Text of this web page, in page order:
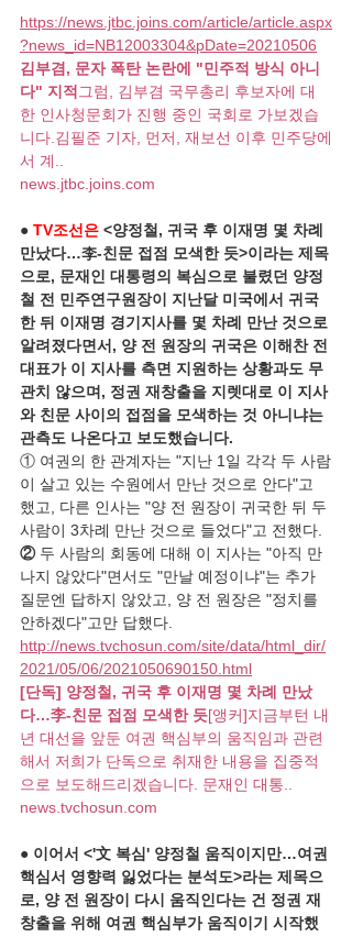
https://news.jtbc.joins.com/article/article.aspx
?news_id=NB12003304&pDate=20210506
김부겸, 문자 폭탄 논란에 "민주적 방식 아니
다" 지적 그럼, 김부겸 국무총리 후보자에 대
한 인사청문회가 진행 중인 국회로 가보겠습
니다.김필준 기자, 먼저, 재보선 이후 민주당에
서 계..
news.jtbc.joins.com
● TV조선은 <양정철, 귀국 후 이재명 몇 차례
만났다…李-친문 접점 모색한 듯>이라는 제목
으로, 문재인 대통령의 복심으로 불렸던 양정
철 전 민주연구원장이 지난달 미국에서 귀국
한 뒤 이재명 경기지사를 몇 차례 만난 것으로
알려졌다면서, 양 전 원장의 귀국은 이해찬 전
대표가 이 지사를 측면 지원하는 상황과도 무
관치 않으며, 정권 재창출을 지렛대로 이 지사
와 친문 사이의 접점을 모색하는 것 아니냐는
관측도 나온다고 보도했습니다.
① 여권의 한 관계자는 "지난 1일 각각 두 사람
이 살고 있는 수원에서 만난 것으로 안다"고
했고, 다른 인사는 "양 전 원장이 귀국한 뒤 두
사람이 3차례 만난 것으로 들었다"고 전했다.
② 두 사람의 회동에 대해 이 지사는 "아직 만
나지 않았다"면서도 "만날 예정이냐"는 추가
질문엔 답하지 않았고, 양 전 원장은 "정치를
안하겠다"고만 답했다.
http://news.tvchosun.com/site/data/html_dir/
2021/05/06/2021050690150.html
[단독] 양정철, 귀국 후 이재명 몇 차례 만났
다…李-친문 접점 모색한 듯[앵커]지금부턴 내
년 대선을 앞둔 여권 핵심부의 움직임과 관련
해서 저희가 단독으로 취재한 내용을 집중적
으로 보도해드리겠습니다. 문재인 대통..
news.tvchosun.com
● 이어서 <'文 복심' 양정철 움직이지만…여권
핵심서 영향력 잃었다는 분석도>라는 제목으
로, 양 전 원장이 다시 움직인다는 건 정권 재
창출을 위해 여권 핵심부가 움직이기 시작했